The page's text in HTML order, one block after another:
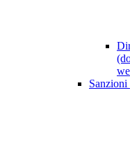
Sanzioni